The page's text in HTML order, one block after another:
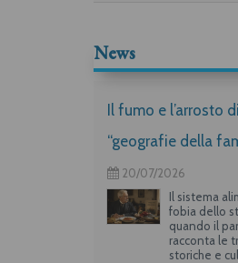
News
Il fumo e l’arrosto
“geografie della
20/07/2026
Il sistema
fobia dello
quando il
racconta le
storiche e